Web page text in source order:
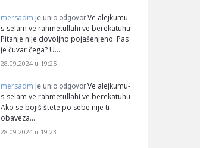
mersadm je unio odgovor Ve alejkumu-
s-selam ve rahmetullahi ve berekatuhu
Pitanje nije dovoljno pojašenjeno. Pas
je čuvar čega? U…
28.09.2024 u 19:25
mersadm je unio odgovor Ve alejkumu-
s-selam ve rahmetullahi ve berekatuhu
Ako se bojiš štete po sebe nije ti
obaveza…
28.09.2024 u 19:23